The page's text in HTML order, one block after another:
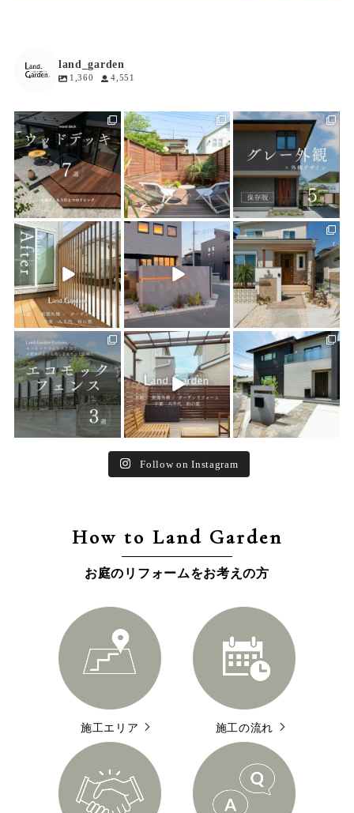
land_garden
1,360 4,551
land_garden
19 0
land_garden
19 0
land_garden
20 0
land_garden
22 0
land_garden
0
land_garden
25 0
land_garden
15 0
land_garden
32 0
land_garden
24 0
Follow on Instagram
How to Land Garden
お庭のリフォームをお考えの方
施工エリア 施工の流れ